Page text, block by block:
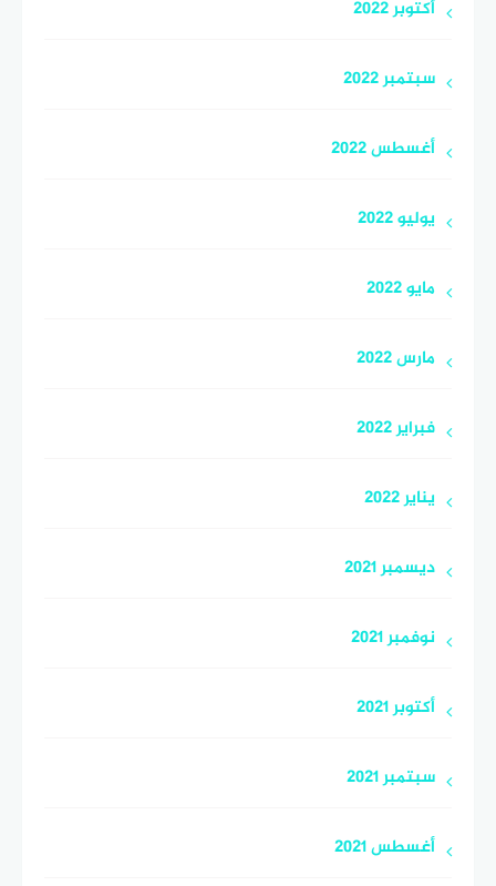
أكتوبر 2022
سبتمبر 2022
أغسطس 2022
يوليو 2022
مايو 2022
مارس 2022
فبراير 2022
يناير 2022
ديسمبر 2021
نوفمبر 2021
أكتوبر 2021
سبتمبر 2021
أغسطس 2021